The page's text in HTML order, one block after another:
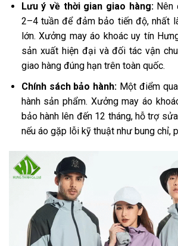
Lưu ý về thời gian giao hàng:
2–4 tuần để đảm bảo tiến độ, nhất
lớn. Xưởng may áo khoác uy tín
sản xuất hiện đại và đối tác vận
giao hàng đúng hạn trên toàn quốc.
Chính sách bảo hành: Một điểm
hành sản phẩm. Xưởng may áo
bảo hành lên đến 12 tháng, hỗ trợ
nếu áo gặp lỗi kỹ thuật như bung chỉ,